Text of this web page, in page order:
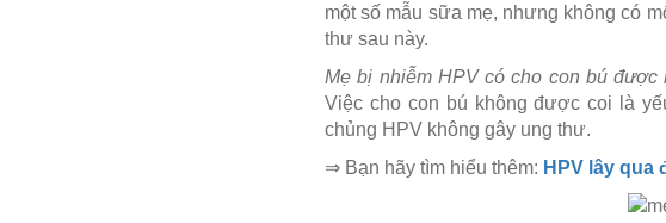
một số mẫu sữa mẹ, nhưng không có
thư sau này.
Mẹ bị nhiễm HPV có cho con bú được
Việc cho con bú không được coi là
chủng HPV không gây ung thư.
⇒ Bạn hãy tìm hiểu thêm: HPV lây qua